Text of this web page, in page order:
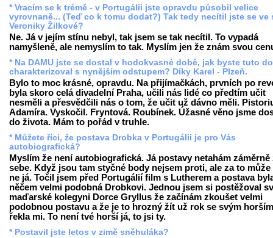
* Vracím se k trémě - v Portugálii jste opravdu působil velice
vyrovnaně... (Teď co k tomu dodat?) Tak tedy necítil jste se ve
Veroniky Žilkové?
Ne. Já v jejím stínu nebyl, tak jsem se tak necítil. To vypadá
namyšleně, ale nemyslím to tak. Myslím jen že znám svou
* Na DAMU jste se dostal v hodokvasné době, jak byste tuto
charakterizoval s nynějším odstupem? Díky Karel - Plzeň.
Bylo to moc krásné, opravdu. Na přijímačkách, prvních po
byla skoro celá divadelní Praha, učili nás lidé co předtím učit
nesměli a přesvědčili nás o tom, že učit už dávno měli.
Adamíra. Vyskočil. Fryntová. Roubínek. Úžasné věno jsme
do života. Mám to pořád v truhle.
* Můžete říci, že postava Drobka v Portugálii je pro Vás
autobiografická?
Myslím že není autobiografická. Já postavy netahám záměrně
sebe. Když jsou tam styčné body nejsem proti, ale za to může
ne já. Točil jsem před Portugálií film s Lutherem a postava
něčem velmi podobná Drobkovi. Jednou jsem si postěžoval
maďarské kolegyni Dorce Gryllus že začínám zkoušet velmi
podobnou postavu a že je to hrozný žít už rok se svým
řekla mi. To není tvé horší já, to jsi ty.
* Postavil jste letos v zimě sněhuláka?